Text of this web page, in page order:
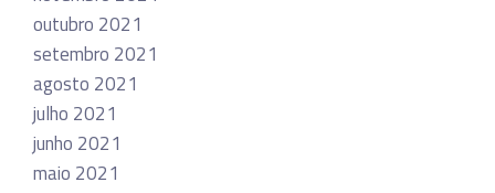
outubro 2021
setembro 2021
agosto 2021
julho 2021
junho 2021
maio 2021